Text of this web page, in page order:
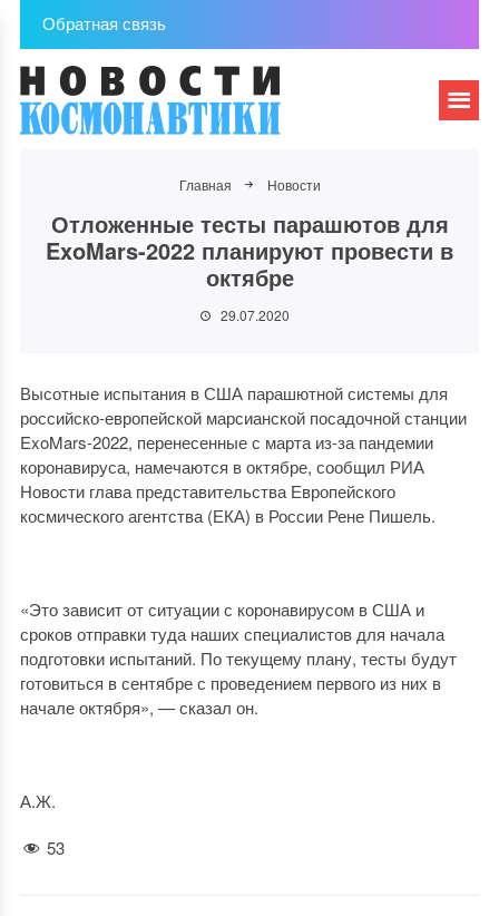
Обратная связь
Главная Новости
Отложенные тесты парашютов для
ExoMars-2022 планируют провести в
октябре
29.07.2020
Высотные испытания в США парашютной системы для
российско-европейской марсианской посадочной станции
ExoMars-2022, перенесенные с марта из-за пандемии
коронавируса, намечаются в октябре, сообщил РИА
Новости глава представительства Европейского
космического агентства (ЕКА) в России Рене Пишель.
«Это зависит от ситуации с коронавирусом в США и
сроков отправки туда наших специалистов для начала
подготовки испытаний. По текущему плану, тесты будут
готовиться в сентябре с проведением первого из них в
начале октября», — сказал он.
А.Ж.
53